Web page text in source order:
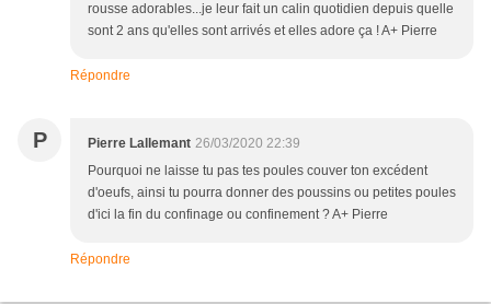
rousse adorables...je leur fait un calin quotidien depuis quelle
sont 2 ans qu'elles sont arrivés et elles adore ça ! A+ Pierre
Répondre
P Pierre Lallemant 26/03/2020 22:39
Pourquoi ne laisse tu pas tes poules couver ton excédent
d'oeufs, ainsi tu pourra donner des poussins ou petites poules
d'ici la fin du confinage ou confinement ? A+ Pierre
Répondre